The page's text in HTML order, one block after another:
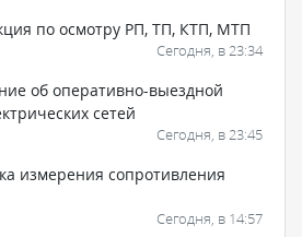
по осмотру РП, ТП, КТП, МТП
Сегодня, в 23:34
об оперативно-выездной
сетей
Сегодня, в 23:45
измерения сопротивления
Сегодня, в 14:57